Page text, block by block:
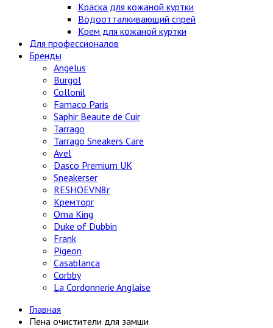
Краска для кожаной куртки
Водоотталкивающий спрей
Крем для кожаной куртки
Для профессионалов
Бренды
Angelus
Burgol
Collonil
Famaco Paris
Saphir Beaute de Cuir
Tarrago
Tarrago Sneakers Care
Avel
Dasco Premium UK
Sneakerser
RESHOEVN8r
Кремторг
Oma King
Duke of Dubbin
Frank
Pigeon
Casablanca
Corbby
La Cordonnerie Anglaise
Главная
Пена очистители для замши